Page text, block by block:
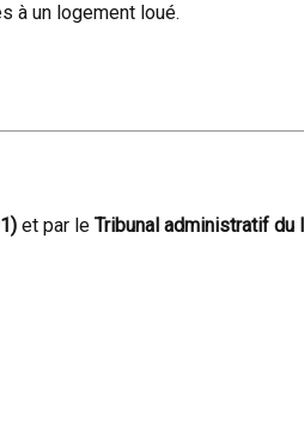
à un logement loué.
et par le Tribunal administratif du